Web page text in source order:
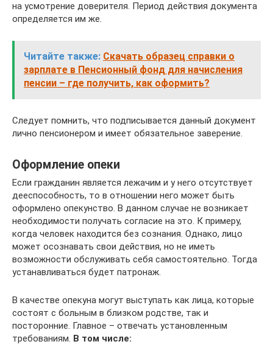
на усмотрение доверителя. Период действия документа
определяется им же.
Читайте также: Скачать образец справки о
зарплате в Пенсионный фонд для начисления
пенсии – где получить, как оформить?
Следует помнить, что подписывается данный документ
лично пенсионером и имеет обязательное заверение.
Оформление опеки
Если гражданин является лежачим и у него отсутствует
дееспособность, то в отношении него может быть
оформлено опекунство. В данном случае не возникает
необходимости получать согласие на это. К примеру,
когда человек находится без сознания. Однако, лицо
может осознавать свои действия, но не иметь
возможности обслуживать себя самостоятельно. Тогда
устанавливаться будет патронаж.
В качестве опекуна могут выступать как лица, которые
состоят с больным в близком родстве, так и
посторонние. Главное – отвечать установленным
требованиям. В том числе: